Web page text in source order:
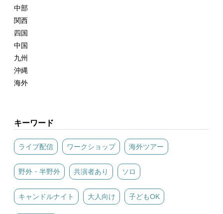
中部
関西
四国
中国
九州
沖縄
海外
キーワード
ライブ配信 ワークショップ 海外ツアー
野外・半野外 共演者あり ソロ
キャンドルナイト 大人向け 子どもOK